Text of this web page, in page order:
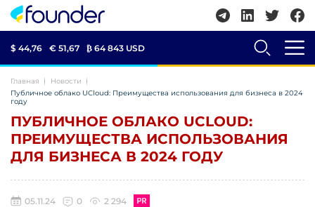
$ 44,76 € 51,67 ₿ 64 843 USD
Главная
Новости
Публичное облако UCloud: Преимущества использования для бизнеса в 2024
году
ПУБЛИЧНОЕ ОБЛАКО UCLOUD:
ПРЕИМУЩЕСТВА ИСПОЛЬЗОВАНИЯ
ДЛЯ БИЗНЕСА В 2024 ГОДУ
05.11.24 0 2 294